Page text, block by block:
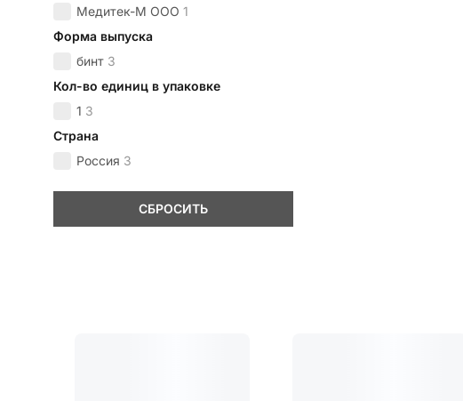
Медитек-М ООО 1
Форма выпуска
бинт 3
Кол-во единиц в упаковке
1 3
Страна
Россия 3
СБРОСИТЬ